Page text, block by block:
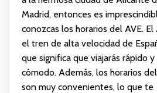
Madrid, entonces es
conozcas los horarios del AVE. El
el tren de alta velocidad de
que significa que viajarás rápido y
cómodo. Además, los horarios
son muy convenientes, lo que te